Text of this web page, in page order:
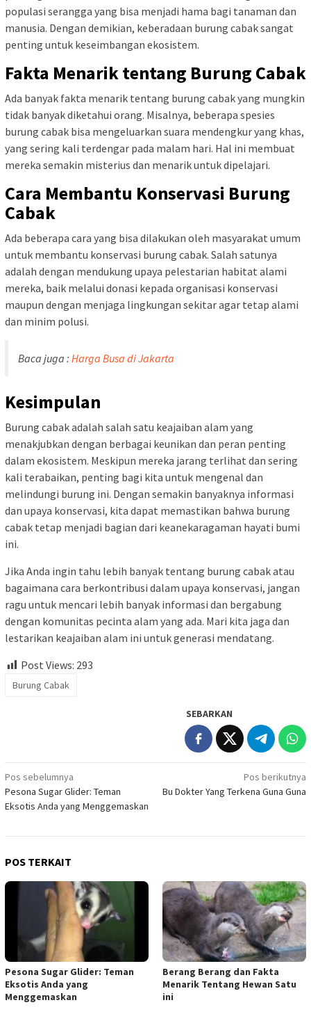
populasi serangga yang bisa menjadi hama bagi tanaman dan
manusia. Dengan demikian, keberadaan burung cabak sangat
penting untuk keseimbangan ekosistem.
Fakta Menarik tentang Burung Cabak
Ada banyak fakta menarik tentang burung cabak yang mungkin
tidak banyak diketahui orang. Misalnya, beberapa spesies
burung cabak bisa mengeluarkan suara mendengkur yang khas,
yang sering kali terdengar pada malam hari. Hal ini membuat
mereka semakin misterius dan menarik untuk dipelajari.
Cara Membantu Konservasi Burung
Cabak
Ada beberapa cara yang bisa dilakukan oleh masyarakat umum
untuk membantu konservasi burung cabak. Salah satunya
adalah dengan mendukung upaya pelestarian habitat alami
mereka, baik melalui donasi kepada organisasi konservasi
maupun dengan menjaga lingkungan sekitar agar tetap alami
dan minim polusi.
Baca juga : Harga Busa di Jakarta
Kesimpulan
Burung cabak adalah salah satu keajaiban alam yang
menakjubkan dengan berbagai keunikan dan peran penting
dalam ekosistem. Meskipun mereka jarang terlihat dan sering
kali terabaikan, penting bagi kita untuk mengenal dan
melindungi burung ini. Dengan semakin banyaknya informasi
dan upaya konservasi, kita dapat memastikan bahwa burung
cabak tetap menjadi bagian dari keanekaragaman hayati bumi
ini.
Jika Anda ingin tahu lebih banyak tentang burung cabak atau
bagaimana cara berkontribusi dalam upaya konservasi, jangan
ragu untuk mencari lebih banyak informasi dan bergabung
dengan komunitas pecinta alam yang ada. Mari kita jaga dan
lestarikan keajaiban alam ini untuk generasi mendatang.
Post Views: 293
Burung Cabak
SEBARKAN
Navigasi
pos
Pos sebelumnya
Pesona Sugar Glider: Teman
Eksotis Anda yang Menggemaskan
Pos berikutnya
Bu Dokter Yang Terkena Guna Guna
POS TERKAIT
Pesona Sugar Glider: Teman
Eksotis Anda yang
Menggemaskan
Berang Berang dan Fakta
Menarik Tentang Hewan Satu
ini